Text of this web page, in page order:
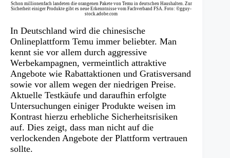
Schon millionenfach landeten die orangenen Pakete von Temu in deutschen Haushalten. Zur
Sicherheit einiger Produkte gibt es neue Erkenntnisse vom Fachverband FSA. Foto: ©gguy-
stock.adobe.com
In Deutschland wird die chinesische
Onlineplattform Temu immer beliebter. Man
kennt sie vor allem durch aggressive
Werbekampagnen, vermeintlich attraktive
Angebote wie Rabattaktionen und Gratisversand
sowie vor allem wegen der niedrigen Preise.
Aktuelle Testkäufe und daraufhin erfolgte
Untersuchungen einiger Produkte weisen im
Kontrast hierzu erhebliche Sicherheitsrisiken
auf. Dies zeigt, dass man nicht auf die
verlockenden Angebote der Plattform vertrauen
sollte.